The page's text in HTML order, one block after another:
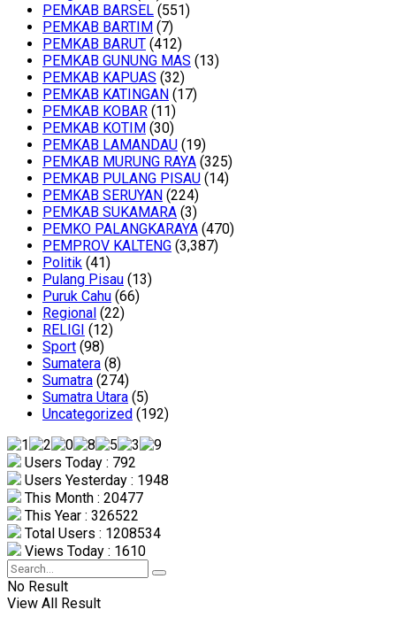
PEMKAB BARSEL (551)
PEMKAB BARTIM (7)
PEMKAB BARUT (412)
PEMKAB GUNUNG MAS (13)
PEMKAB KAPUAS (32)
PEMKAB KATINGAN (17)
PEMKAB KOBAR (11)
PEMKAB KOTIM (30)
PEMKAB LAMANDAU (19)
PEMKAB MURUNG RAYA (325)
PEMKAB PULANG PISAU (14)
PEMKAB SERUYAN (224)
PEMKAB SUKAMARA (3)
PEMKO PALANGKARAYA (470)
PEMPROV KALTENG (3,387)
Politik (41)
Pulang Pisau (13)
Puruk Cahu (66)
Regional (22)
RELIGI (12)
Sport (98)
Sumatera (8)
Sumatra (274)
Sumatra Utara (5)
Uncategorized (192)
Users Today : 792
Users Yesterday : 1948
This Month : 20477
This Year : 326522
Total Users : 1208534
Views Today : 1610
No Result
View All Result